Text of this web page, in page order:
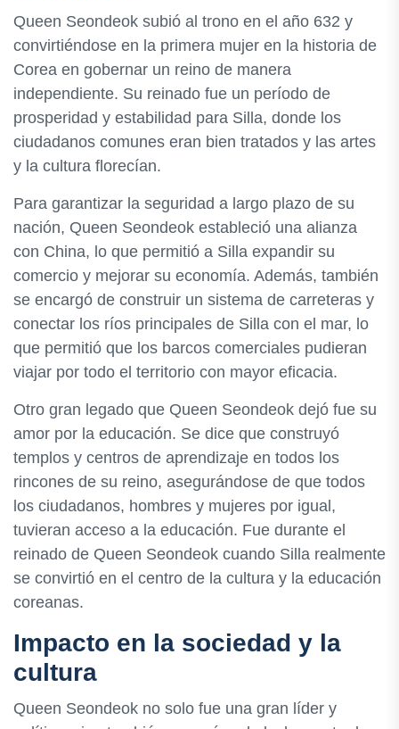
Queen Seondeok subió al trono en el año 632 y
convirtiéndose en la primera mujer en la historia de
Corea en gobernar un reino de manera
independiente. Su reinado fue un período de
prosperidad y estabilidad para Silla, donde los
ciudadanos comunes eran bien tratados y las artes
y la cultura florecían.
Para garantizar la seguridad a largo plazo de su
nación, Queen Seondeok estableció una alianza
con China, lo que permitió a Silla expandir su
comercio y mejorar su economía. Además, también
se encargó de construir un sistema de carreteras y
conectar los ríos principales de Silla con el mar, lo
que permitió que los barcos comerciales pudieran
viajar por todo el territorio con mayor eficacia.
Otro gran legado que Queen Seondeok dejó fue su
amor por la educación. Se dice que construyó
templos y centros de aprendizaje en todos los
rincones de su reino, asegurándose de que todos
los ciudadanos, hombres y mujeres por igual,
tuvieran acceso a la educación. Fue durante el
reinado de Queen Seondeok cuando Silla realmente
se convirtió en el centro de la cultura y la educación
coreanas.
Impacto en la sociedad y la
cultura
Queen Seondeok no solo fue una gran líder y